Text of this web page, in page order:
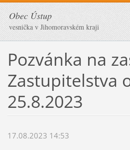
Obec Ústup
vesnička v Jihomoravském kraji
Pozvánka na
Zastupitelstva
25.8.2023
17.08.2023 14:53